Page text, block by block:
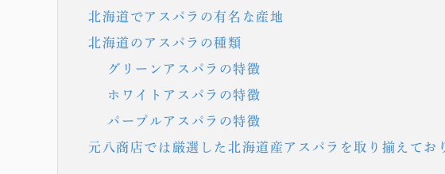
北海道でアスパラの有名な産地
北海道のアスパラの種類
グリーンアスパラの特徴
ホワイトアスパラの特徴
パープルアスパラの特徴
元八商店では厳選した北海道産アスパラを取り揃えてお